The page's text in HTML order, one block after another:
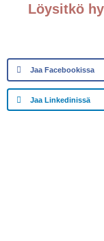
Löysitkö
Jaa Facebookissa
Jaa Linkedinissä